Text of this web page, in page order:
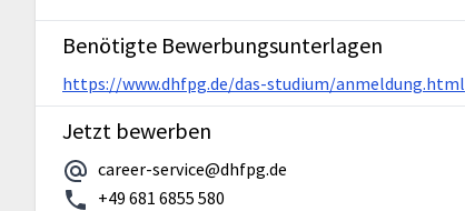
Benötigte Bewerbungsunterlagen
https://www.dhfpg.de/das-studium/anmeldung.html
Jetzt bewerben
career-service@dhfpg.de
+49 681 6855 580